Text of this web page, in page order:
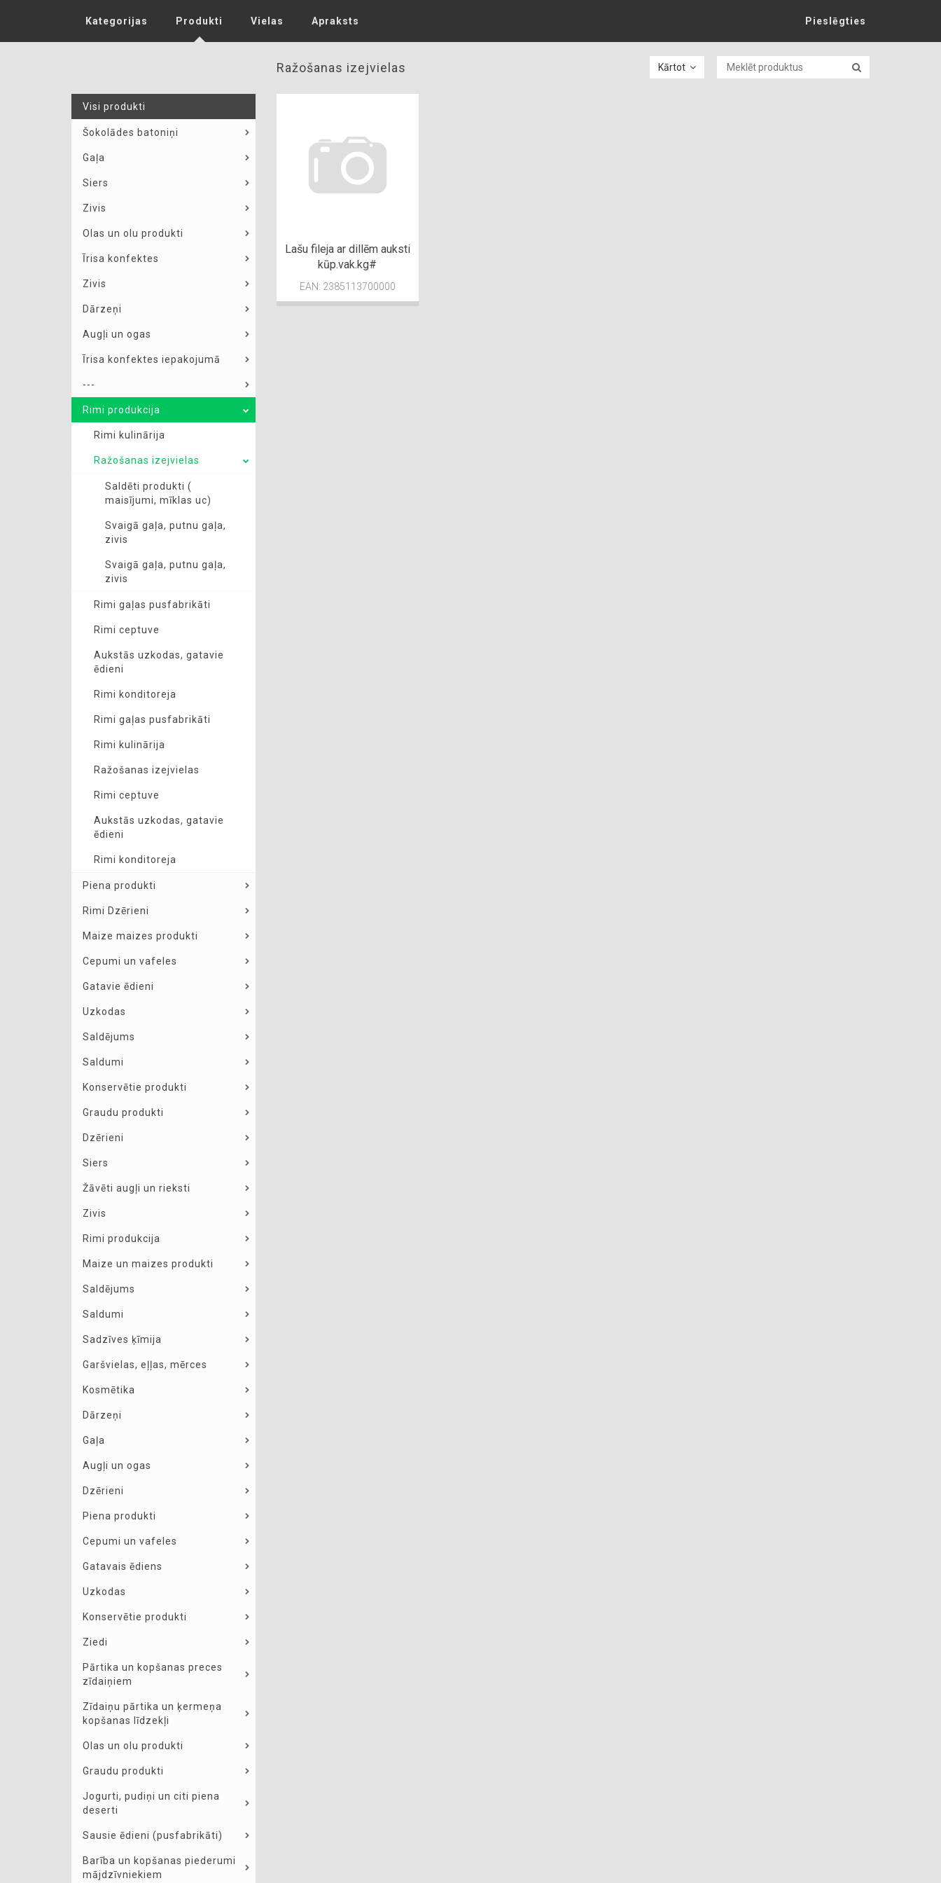
Kategorijas Produkti Vielas Apraksts Pieslēgties
Ražošanas izejvielas Kārtot
Visi produkti
Šokolādes batoniņi
Gaļa
Siers
Zivis
Olas un olu produkti
Īrisa konfektes
Zivis
Dārzeņi
Augļi un ogas
Īrisa konfektes iepakojumā
---
Rimi produkcija
Rimi kulinārija
Ražošanas izejvielas
Saldēti produkti (
maisījumi, mīklas uc)
Svaigā gaļa, putnu gaļa,
zivis
Svaigā gaļa, putnu gaļa,
zivis
Rimi gaļas pusfabrikāti
Rimi ceptuve
Aukstās uzkodas, gatavie
ēdieni
Rimi konditoreja
Rimi gaļas pusfabrikāti
Rimi kulinārija
Ražošanas izejvielas
Rimi ceptuve
Aukstās uzkodas, gatavie
ēdieni
Rimi konditoreja
Piena produkti
Rimi Dzērieni
Maize maizes produkti
Cepumi un vafeles
Gatavie ēdieni
Uzkodas
Saldējums
Saldumi
Konservētie produkti
Graudu produkti
Dzērieni
Siers
Žāvēti augļi un rieksti
Zivis
Rimi produkcija
Maize un maizes produkti
Saldējums
Saldumi
Sadzīves ķīmija
Garšvielas, eļļas, mērces
Kosmētika
Dārzeņi
Gaļa
Augļi un ogas
Dzērieni
Piena produkti
Cepumi un vafeles
Gatavais ēdiens
Uzkodas
Konservētie produkti
Ziedi
Pārtika un kopšanas preces
zīdaiņiem
Zīdaiņu pārtika un ķermeņa
kopšanas līdzekļi
Olas un olu produkti
Graudu produkti
Jogurti, pudiņi un citi piena
deserti
Sausie ēdieni (pusfabrikāti)
Barība un kopšanas piederumi
mājdzīvniekiem
Lašu fileja ar dillēm auksti
kūp.vak.kg#
EAN: 2385113700000